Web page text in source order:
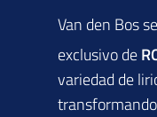
Van den Bos
exclusivo de
variedad de